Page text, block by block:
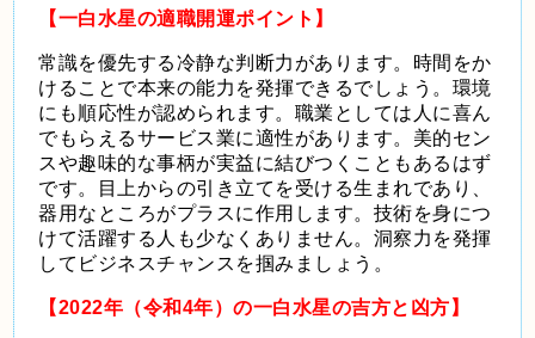
【一白水星の適職開運ポイント】
常識を優先する冷静な判断力があります。時間をか
けることで本来の能力を発揮できるでしょう。環境
にも順応性が認められます。職業としては人に喜ん
でもらえるサービス業に適性があります。美的セン
スや趣味的な事柄が実益に結びつくこともあるはず
です。目上からの引き立てを受ける生まれであり、
器用なところがプラスに作用します。技術を身につ
けて活躍する人も少なくありません。洞察力を発揮
してビジネスチャンスを掴みましょう。
【2022年（令和4年）の一白水星の吉方と凶方】